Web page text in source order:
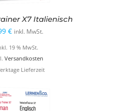
X7 Italienisch
€ inkl. MwSt.
19 % MwSt.
Versandkosten
Lieferzeit